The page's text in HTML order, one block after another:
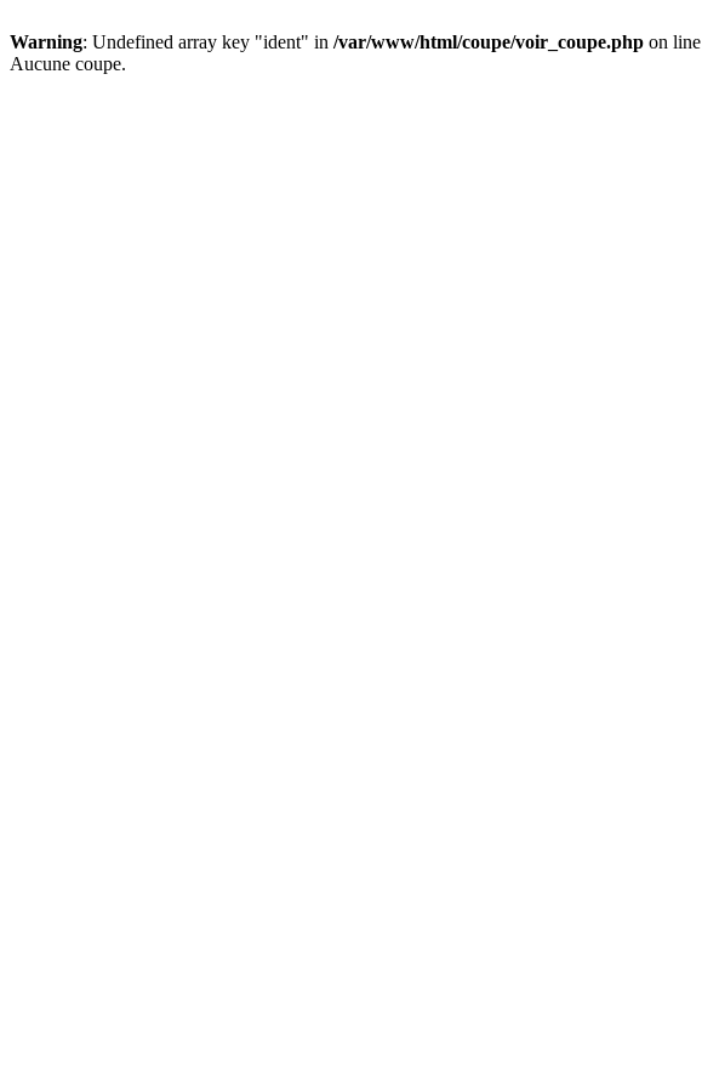
Warning: Undefined array key "ident" in /var/www/html/coupe/voir_coupe.php on line
Aucune coupe.